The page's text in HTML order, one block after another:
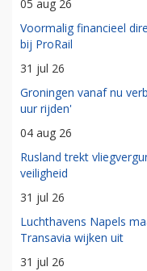
05 aug 26
Voormalig financieel
bij ProRail
31 jul 26
Groningen vanaf nu
uur rijden'
04 aug 26
Rusland trekt
veiligheid
31 jul 26
Luchthavens Napels
Transavia wijken uit
31 jul 26